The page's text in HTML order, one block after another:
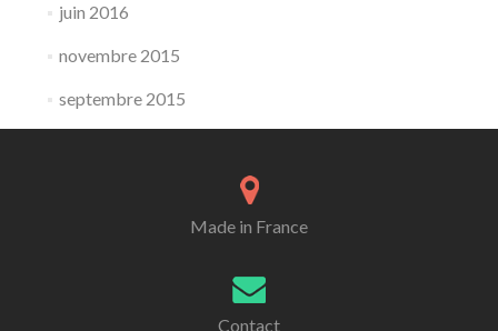
juin 2016
novembre 2015
septembre 2015
Made in France
Contact